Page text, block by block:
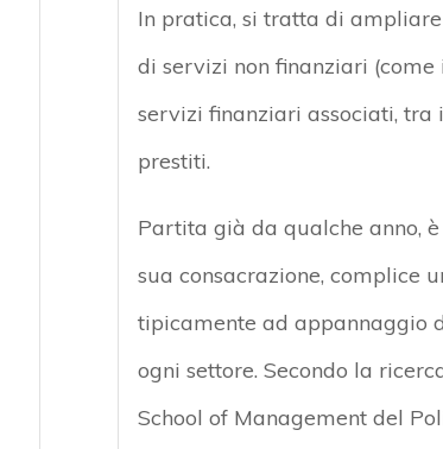
In pratica, si tratta di
di servizi non finanziari
servizi finanziari associati,
prestiti.
Partita già da qualche anno,
sua consacrazione, complice
tipicamente ad appannaggio
ogni settore. Secondo la
School of Management del